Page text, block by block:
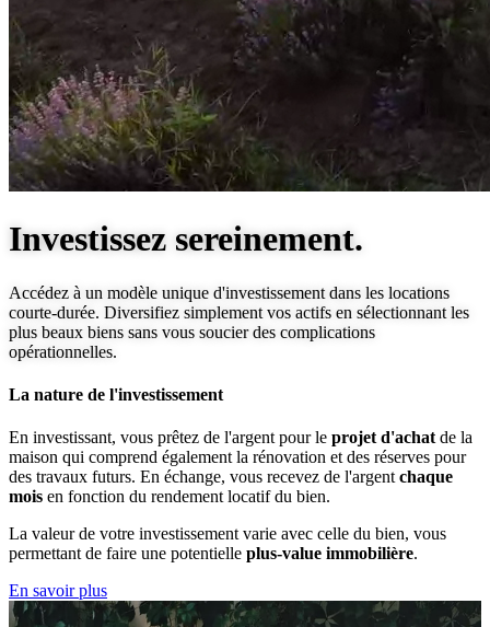
Investissez sereinement.
Accédez à un modèle unique d'investissement dans les locations
courte-durée. Diversifiez simplement vos actifs en sélectionnant les
plus beaux biens sans vous soucier des complications
opérationnelles.
La nature de l'investissement
En investissant, vous prêtez de l'argent pour le projet d'achatde la
maison qui comprend également la rénovation et des réserves pour
des travaux futurs. En échange, vous recevez de l'argentchaque
mois en fonction du rendement locatif du bien.
La valeur de votre investissement varie avec celle du bien, vous
permettant de faire une potentielle plus-value immobilière.
En savoir plus